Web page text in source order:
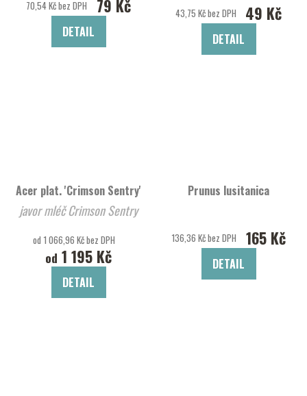
70,54 Kč bez DPH 79 Kč
DETAIL
43,75 Kč bez DPH 49 Kč
DETAIL
Acer plat. 'Crimson Sentry'
javor mléč Crimson Sentry
od 1 066,96 Kč bez DPH
od 1 195 Kč
DETAIL
Prunus lusitanica
136,36 Kč bez DPH 165 Kč
DETAIL